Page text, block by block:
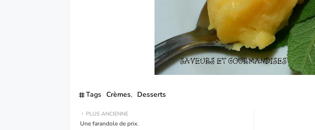
Tags Crèmes Desserts
PLUS ANCIENNE
Une farandole de prix.